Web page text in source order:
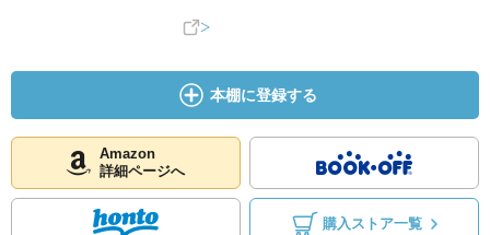
本棚に登録する
Amazon
詳細ページへ
購入ストア一覧